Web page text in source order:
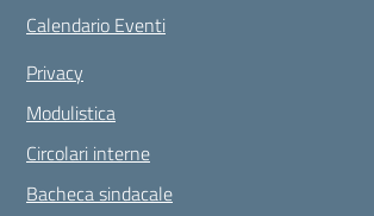
Calendario Eventi
Privacy
Modulistica
Circolari interne
Bacheca sindacale